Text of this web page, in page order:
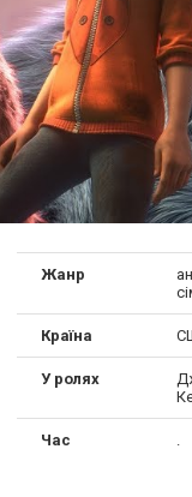
Жанр
Країна
У ролях
Час